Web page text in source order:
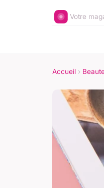
Votre
Accueil ›